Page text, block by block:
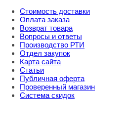
Стоимость доставки
Оплата заказа
Возврат товара
Вопросы и ответы
Производство РТИ
Отдел закупок
Карта сайта
Статьи
Публичная оферта
Проверенный магазин
Система скидок